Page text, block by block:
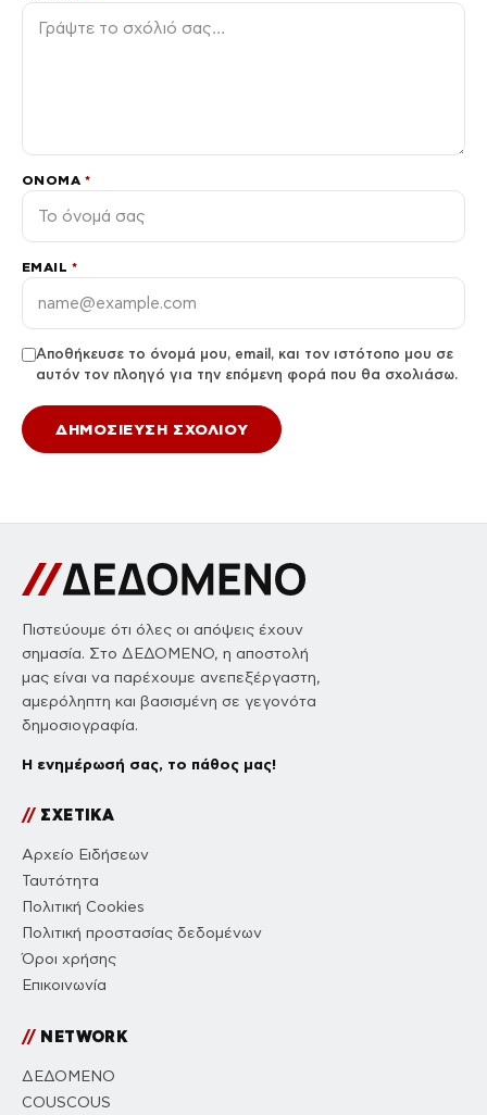
ΌΝΟΜΑ *
EMAIL *
Αποθήκευσε το όνομά μου, email, και τον ιστότοπο μου σε
αυτόν τον πλοηγό για την επόμενη φορά που θα σχολιάσω.
Πιστεύουμε ότι όλες οι απόψεις έχουν
σημασία. Στο ΔΕΔΟΜΕΝΟ, η αποστολή
μας είναι να παρέχουμε ανεπεξέργαστη,
αμερόληπτη και βασισμένη σε γεγονότα
δημοσιογραφία.
Η ενημέρωσή σας, το πάθος μας!
//ΣΧΕΤΙΚΑ
Αρχείο Ειδήσεων
Ταυτότητα
Πολιτική Cookies
Πολιτική προστασίας δεδομένων
Όροι χρήσης
Επικοινωνία
//NETWORK
ΔΕΔΟΜΕΝΟ
COUSCOUS